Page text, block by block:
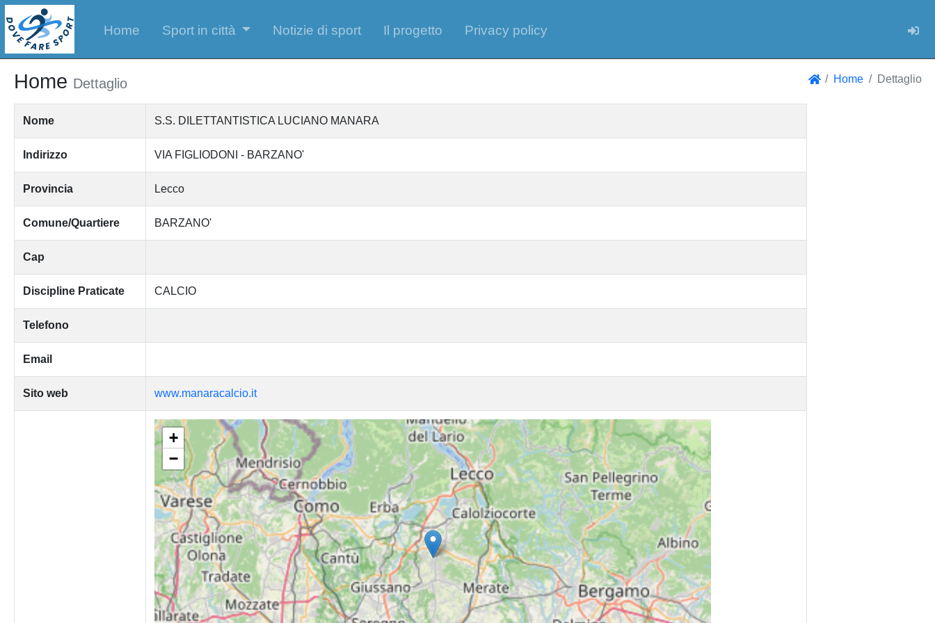
Home Sport in città Notizie di sport Il progetto Privacy policy
Home Dettaglio Home Dettaglio
Nome S.S. DILETTANTISTICA LUCIANO MANARA
Indirizzo VIA FIGLIODONI - BARZANO'
Provincia Lecco
Comune/Quartiere BARZANO'
Cap
Discipline Praticate CALCIO
Telefono
Email
Sito web www.manaracalcio.it
+
−